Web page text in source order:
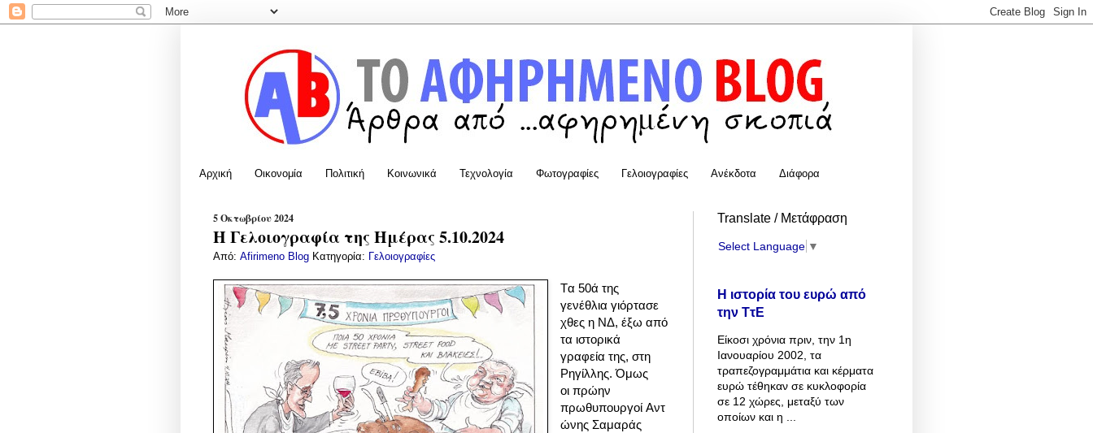
Αρχική Οικονομία Πολιτική Κοινωνικά Τεχνολογία Φωτογραφίες Γελοιογραφίες Ανέκδοτα Διάφορα
5 Οκτωβρίου 2024
Η Γελοιογραφία της Ημέρας 5.10.2024
Από: Afirimeno Blog Κατηγορία: Γελοιογραφίες
Tα 50ά της
γενέθλια γιόρτασε
χθες η ΝΔ,έξω από
τα ιστορικά
γραφεία της, στη
Ρηγίλλης. Όμως
οιπρώην
πρωθυπουργοίΑντ
ώνης Σαμαράς
Translate / Μετάφραση
Select Language ▼
Η ιστορία του ευρώ από
την ΤτΕ
Είκοσι χρόνια πριν, την 1η
Ιανουαρίου 2002, τα
τραπεζογραμμάτια και κέρματα
ευρώ τέθηκαν σε κυκλοφορία
σε 12 χώρες, μεταξύ των
οποίων και η ...